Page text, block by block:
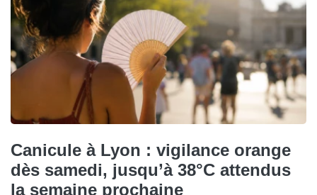
Canicule à Lyon : vigilance orange
dès samedi, jusqu’à 38°C attendus
la semaine prochaine